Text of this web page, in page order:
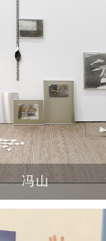
冯山